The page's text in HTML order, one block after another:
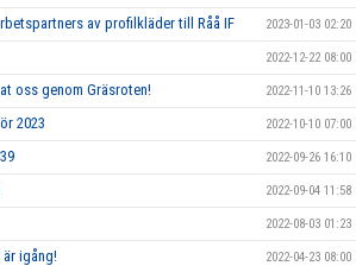
av profilkläder till Råå IF 2023-01-03 02:20
2022-12-22 08:00
oss genom Gräsroten! 2022-11-10 13:26
2023 2022-10-10 07:00
2022-09-26 16:10
2022-09-04 11:58
2022-08-03 01:23
igång! 2022-04-23 08:00